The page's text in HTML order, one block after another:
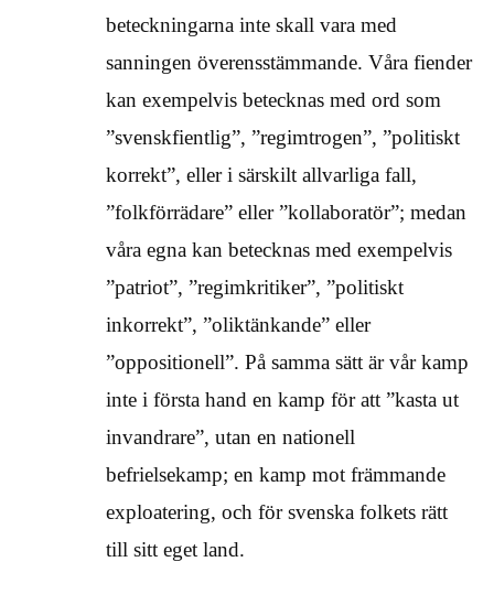
beteckningarna inte skall vara med
sanningen överensstämmande. Våra fiender
kan exempelvis betecknas med ord som
”svenskfientlig”, ”regimtrogen”, ”politiskt
korrekt”, eller i särskilt allvarliga fall,
”folkförrädare” eller ”kollaboratör”; medan
våra egna kan betecknas med exempelvis
”patriot”, ”regimkritiker”, ”politiskt
inkorrekt”, ”oliktänkande” eller
”oppositionell”. På samma sätt är vår kamp
inte i första hand en kamp för att ”kasta ut
invandrare”, utan en nationell
befrielsekamp; en kamp mot främmande
exploatering, och för svenska folkets rätt
till sitt eget land.